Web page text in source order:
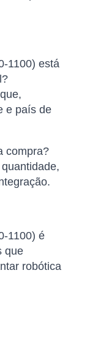
1100) está
e país de
compra?
1100) é
que
robótica